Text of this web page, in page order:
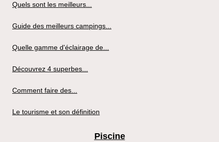
Quels sont les meilleurs...
Guide des meilleurs campings...
Quelle gamme d'éclairage de...
Découvrez 4 superbes...
Comment faire des...
Le tourisme et son définition
Piscine